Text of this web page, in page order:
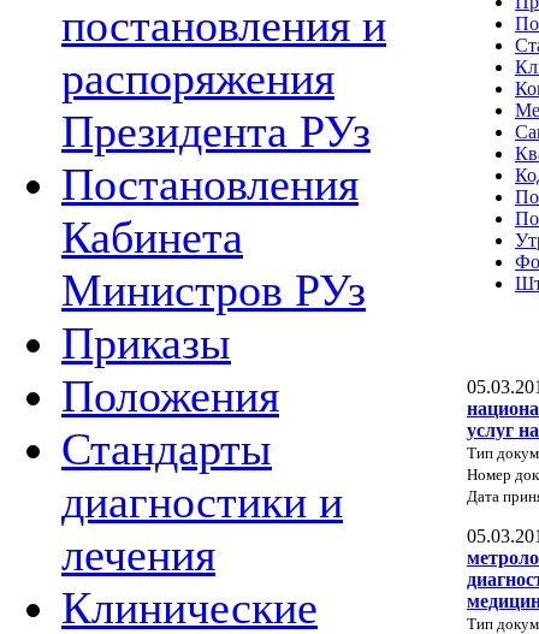
постановления и
распоряжения
Президента РУз
Постановления
Кабинета
Министров РУз
Приказы
Положения
Стандарты
диагностики и
лечения
Клинические
услуг
Тип
Номер
Дата
Тип